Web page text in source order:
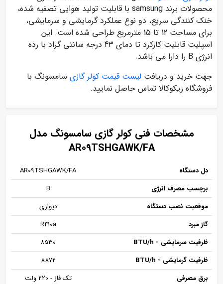
محصولات برند samsung با قابلیت تولید هوایی تصفیه شده،
خنک کنندگی سریع، دو نوع عملکرد گرمایشی و سرمایشی،
برای مساحت 12 تا 15 مترمربع طراحی شده است. این
اسپلیت قابلیت کارکرد تا دمای 43 درجه سانتی گراد با رده
انرژی B را دارا می باشد.
جهت خرید و دریافت لیست قیمت کولر گازی سامسونگ با
فروشگاه زیکوکالا تماس حاصل نمایید.
مشخصات فنی کولر گازی سامسونگ مدل
AR09TSHGAWK/FA
دل دستگاه
AR09TSHGAWK/FA
برچسب مصرف انرژی
B
موقعیت نصب دستگاه
دیواری
گاز مبرد
R410a
ظرفیت سرمایشی - BTU/h
8530
ظرفیت گرمایشی - BTU/h
8872
برق مصرفی
تک فاز - 220 ولت